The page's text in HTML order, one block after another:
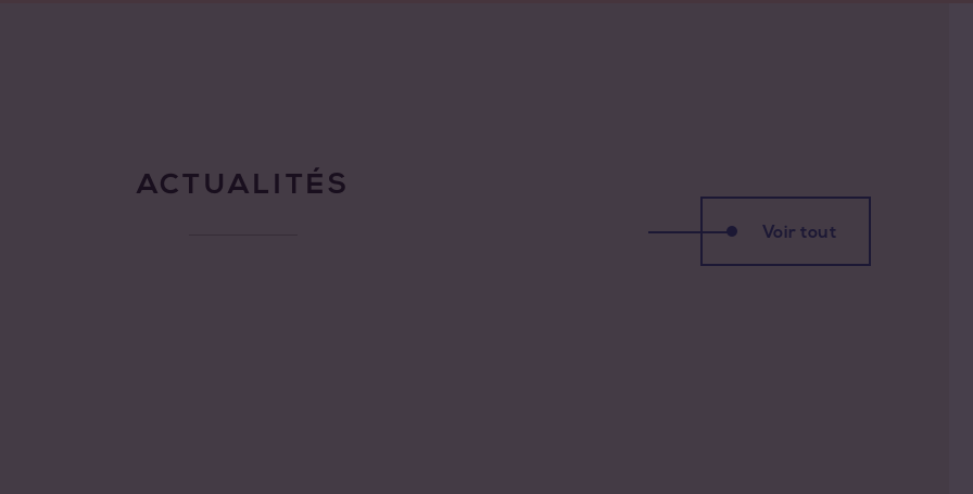
ACTUALITÉS
Voir tout